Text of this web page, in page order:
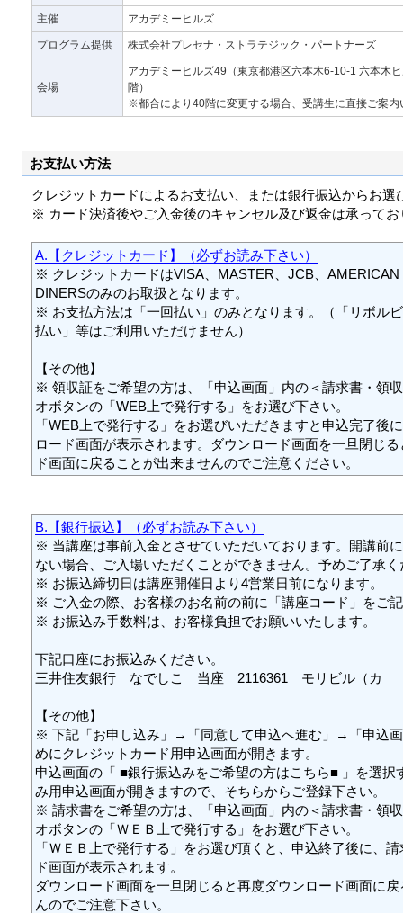
主催 アカデミーヒルズ
プログラム提供 株式会社プレセナ・ストラテジック・パートナーズ
会場
アカデミーヒルズ49（東京都港区六本木6-10-1 六本木
階）
※都合により40階に変更する場合、受講生に直接ご案内
お支払い方法
クレジットカードによるお支払い、または銀行振込からお選
※ カード決済後やご入金後のキャンセル及び返金は承ってお
A.【クレジットカード】（必ずお読み下さい）
※ クレジットカードはVISA、MASTER、JCB、AMERICAN
DINERSのみのお取扱となります。
※ お支払方法は「一回払い」のみとなります。（「リボル
払い」等はご利用いただけません）
【その他】
※ 領収証をご希望の方は、「申込画面」内の＜請求書・領
オボタンの「WEB上で発行する」をお選び下さい。
「WEB上で発行する」をお選びいただきますと申込完了後
ロード画面が表示されます。ダウンロード画面を一旦閉じ
ド画面に戻ることが出来ませんのでご注意ください。
B.【銀行振込】（必ずお読み下さい）
※ 当講座は事前入金とさせていただいております。開講前
ない場合、ご入場いただくことができません。予めご了承
※ お振込締切日は講座開催日より4営業日前になります。
※ ご入金の際、お客様のお名前の前に「講座コード」をご
※ お振込み手数料は、お客様負担でお願いいたします。
下記口座にお振込みください。
三井住友銀行 なでしこ 当座 2116361 モリビル（カ
【その他】
※ 下記「お申し込み」→「同意して申込へ進む」→「申込
めにクレジットカード用申込画面が開きます。
申込画面の「 ■銀行振込みをご希望の方はこちら■ 」を選択
み用申込画面が開きますので、そちらからご登録下さい。
※ 請求書をご希望の方は、「申込画面」内の＜請求書・領
オボタンの「ＷＥＢ上で発行する」をお選び下さい。
「ＷＥＢ上で発行する」をお選び頂くと、申込終了後に、
ド画面が表示されます。
ダウンロード画面を一旦閉じると再度ダウンロード画面に
んのでご注意下さい。